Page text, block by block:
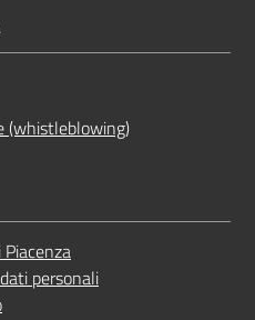
(whistleblowing)
Piacenza
personali